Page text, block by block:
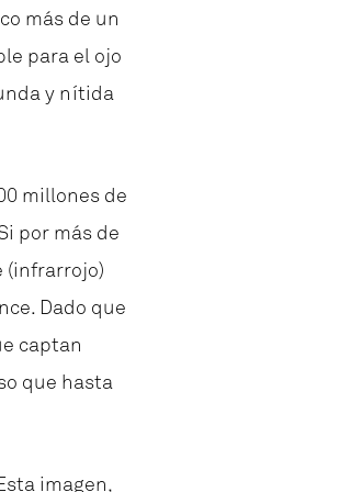
más de un
para el ojo
y nítida
millones de
por más de
(infrarrojo)
Dado que
captan
que hasta
imagen,